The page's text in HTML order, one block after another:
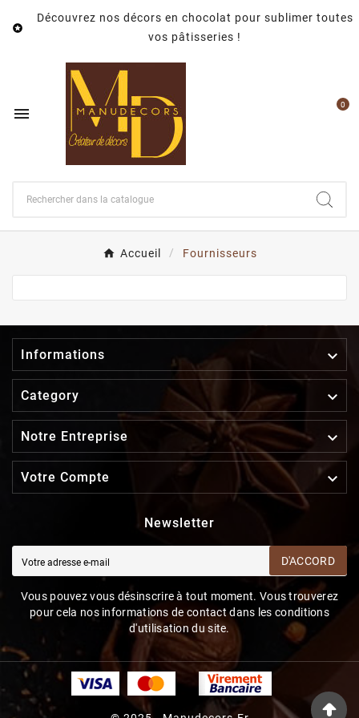

Découvrez nos décors en chocolat pour sublimer toutes
vos pâtisseries !
 0
Accueil Fournisseurs
Informations 
Category 
Notre Entreprise 
Votre Compte 
Newsletter
D'ACCORD
Vous pouvez vous désinscrire à tout moment. Vous trouverez
pour cela nos informations de contact dans les conditions
d'utilisation du site.